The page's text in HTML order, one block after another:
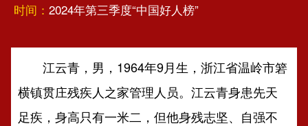
时间： 2024年第三季度“中国好人榜”
江云青，男，1964年9月生，浙江省温岭市箬
横镇贯庄残疾人之家管理人员。江云青身患先天
足疾，身高只有一米二，但他身残志坚、自强不